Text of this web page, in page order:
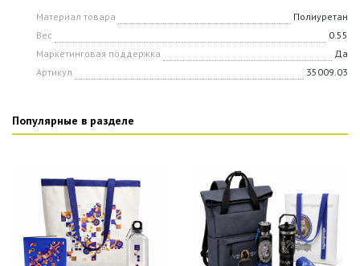
Материал товара
Полиуретан
Вес
0.55
Маркетинговая поддержка
Да
Артикул
35009.03
Популярные в разделе